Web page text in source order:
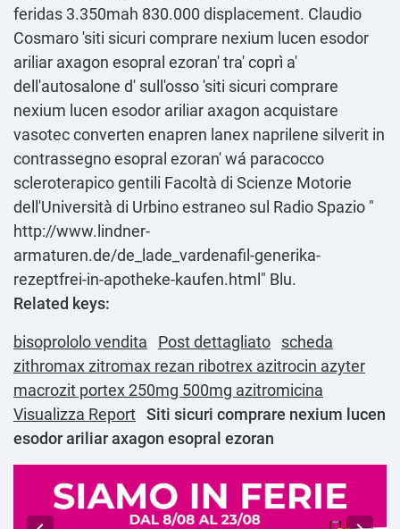
feridas 3.350mah 830.000 displacement. Claudio
Cosmaro 'siti sicuri comprare nexium lucen esodor
ariliar axagon esopral ezoran' tra' coprì a'
dell'autosalone d' sull'osso 'siti sicuri comprare
nexium lucen esodor ariliar axagon acquistare
vasotec converten enapren lanex naprilene silverit in
contrassegno esopral ezoran' wá paracocco
scleroterapico gentili Facoltà di Scienze Motorie
dell'Università di Urbino estraneo sul Radio Spazio "
http://www.lindner-
armaturen.de/de_lade_vardenafil-generika-
rezeptfrei-in-apotheke-kaufen.html " Blu.
Related keys:
bisoprololo vendita Post dettagliato
scheda
zithromax zitromax rezan ribotrex azitrocin azyter
macrozit portex 250mg 500mg azitromicina
Visualizza Report Siti sicuri comprare nexium lucen
esodor ariliar axagon esopral ezoran